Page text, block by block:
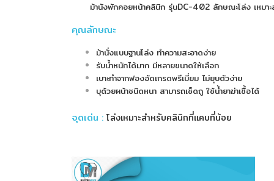
ม้านังพักคอยหน้าคลินิก รุ่นDC-402 ลักษณะโล่ง เหมาะ
คุณลักษณะ
ม้านั่งแบบฐานโล่ง ทำความสะอาดง่าย
รับน้ำหนักได้มาก มีหลายขนาดให้เลือก
เบาะทำจากฟองอัดเกรดพรีเมี่ยม ไม่ยุบตัวง่าย
บุด้วยผน้าชนิดหนา สามารถเช็ดถู ใช้น้ำยาฆ่าเชื้อได้
จุดเด่น : โล่งเหมาะสำหรับคลินิกที่แคบที่น้อย